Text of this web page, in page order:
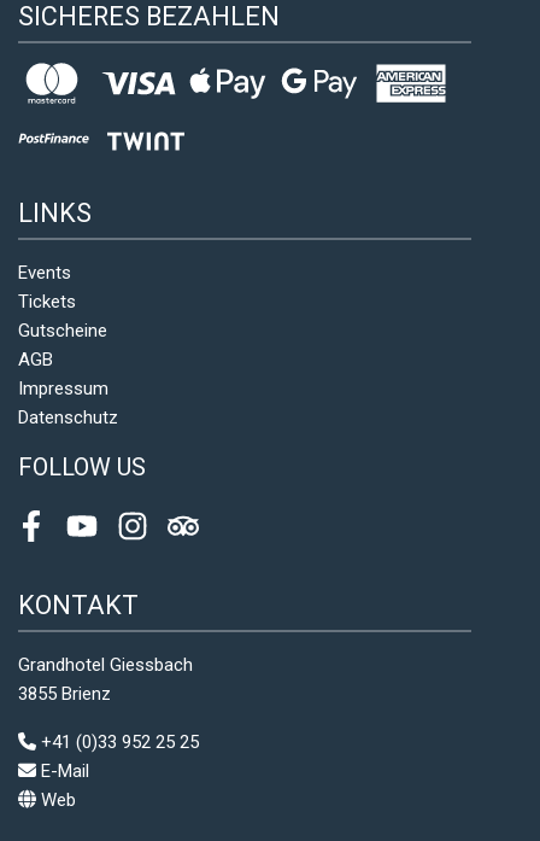
SICHERES BEZAHLEN
LINKS
Events
Tickets
Gutscheine
AGB
Impressum
Datenschutz
FOLLOW US
FacebookYoutubeInstagramTripadvisor
KONTAKT
Grandhotel Giessbach
3855 Brienz
+41 (0)33 952 25 25
E-Mail
Web